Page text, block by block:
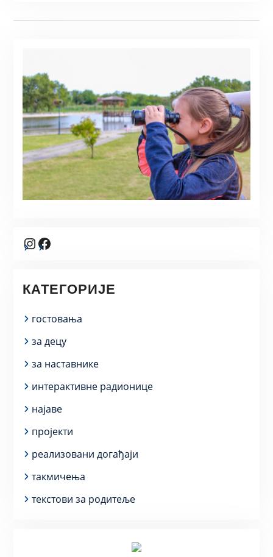
Instagram
Facebook
КАТЕГОРИЈЕ
гостовања
за децу
за наставнике
интерактивне радионице
најаве
пројекти
реализовани догађаји
такмичења
текстови за родитеље